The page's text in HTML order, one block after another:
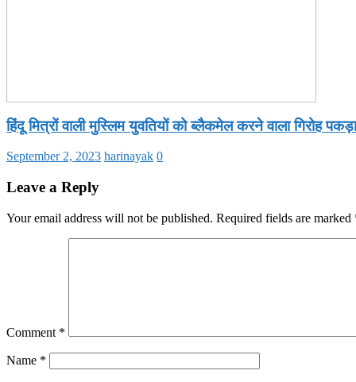
हिंदू मित्रों वाली मुस्लिम युवतियों को ब्लैकमेल करने वाला गिरोह पकड़ा
September 2, 2023 harinayak 0
Leave a Reply
Your email address will not be published. Required fields are marked
Comment *
Name *